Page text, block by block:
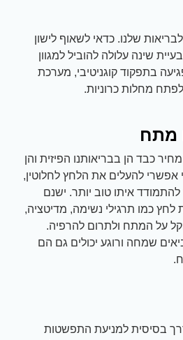
שלנו. כדאי לשאוף לישון
בעיית שינה עלולה להוביל למגוון
בתפקוד קוגניטיבי, מערכת
מחלות כרוניות.
מתח
כבד הן בבריאותנו הפיזית והן
אפשרי להעלים את הלחץ לחלוטין,
להתמודד איתו טוב יותר. ישנם
כמו תרגילי נשימה, מדיטציה,
על המתח ולתרום להרפיה.
שמחה ורוגע יכולים גם הם
בסיסית למניעת התפשטות